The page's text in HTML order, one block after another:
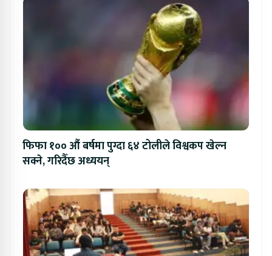
फिफा १०० औं बर्षमा पुग्दा ६४ टोलीले विश्वकप खेल्न
सक्ने, गरिदैँछ अध्ययन्